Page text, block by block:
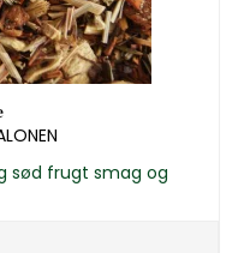
sød frugt smag og